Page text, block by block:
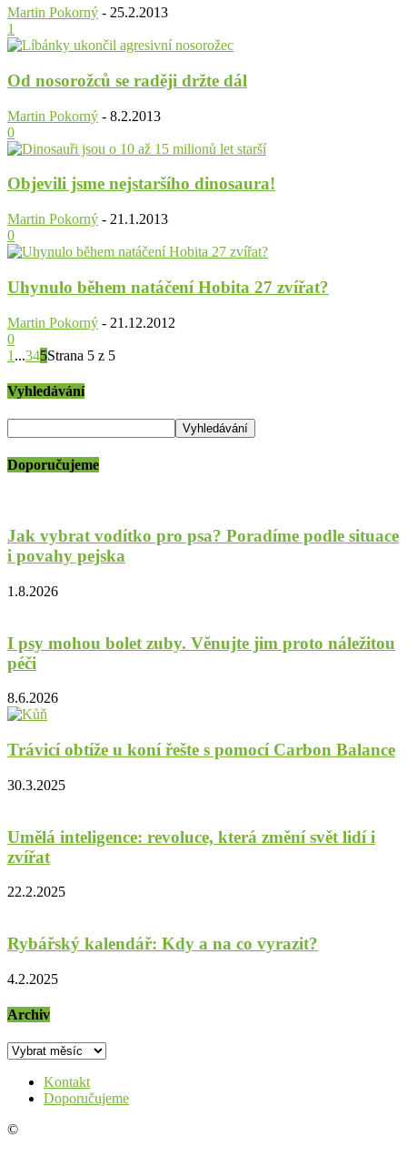
Martin Pokorný - 25.2.2013
1
Od nosorožců se raději držte dál
Martin Pokorný - 8.2.2013
0
Objevili jsme nejstaršího dinosaura!
Martin Pokorný - 21.1.2013
0
Uhynulo během natáčení Hobita 27 zvířat?
Martin Pokorný - 21.12.2012
0
1 ...345Strana 5 z 5
Vyhledávání
Doporučujeme
Jak vybrat vodítko pro psa? Poradíme podle situace
i povahy pejska
1.8.2026
I psy mohou bolet zuby. Věnujte jim proto náležitou
péči
8.6.2026
Trávicí obtíže u koní řešte s pomocí Carbon Balance
30.3.2025
Umělá inteligence: revoluce, která změní svět lidí i
zvířat
22.2.2025
Rybářský kalendář: Kdy a na co vyrazit?
4.2.2025
Archiv
Archiv
Kontakt
Doporučujeme
©